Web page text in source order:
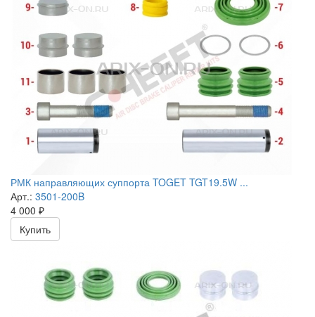
РМК направляющих суппорта TOGET TGT19.5W ...
Арт.: 3501-200B
4 000 ₽
Купить